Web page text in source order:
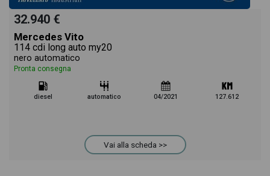
32.940 €
Mercedes Vito
114 cdi long auto my20
nero automatico
Pronta consegna
diesel automatico 04/2021 127.612
Vai alla scheda >>